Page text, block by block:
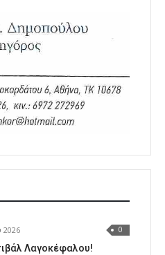
2026 0
Λαγοκέφαλου!